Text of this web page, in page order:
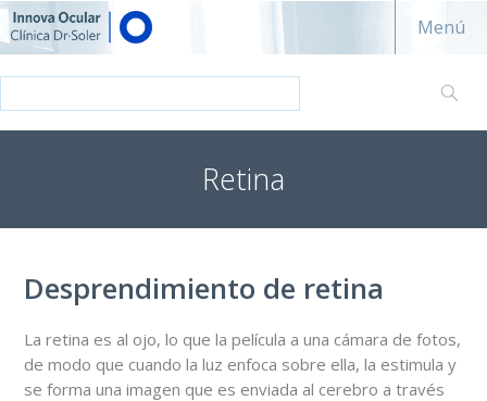
Innova ocular - Clínica Dr. Soler
Menú
Retina
Desprendimiento de retina
La retina es al ojo, lo que la película a una cámara de fotos,
de modo que cuando la luz enfoca sobre ella, la estimula y
se forma una imagen que es enviada al cerebro a través